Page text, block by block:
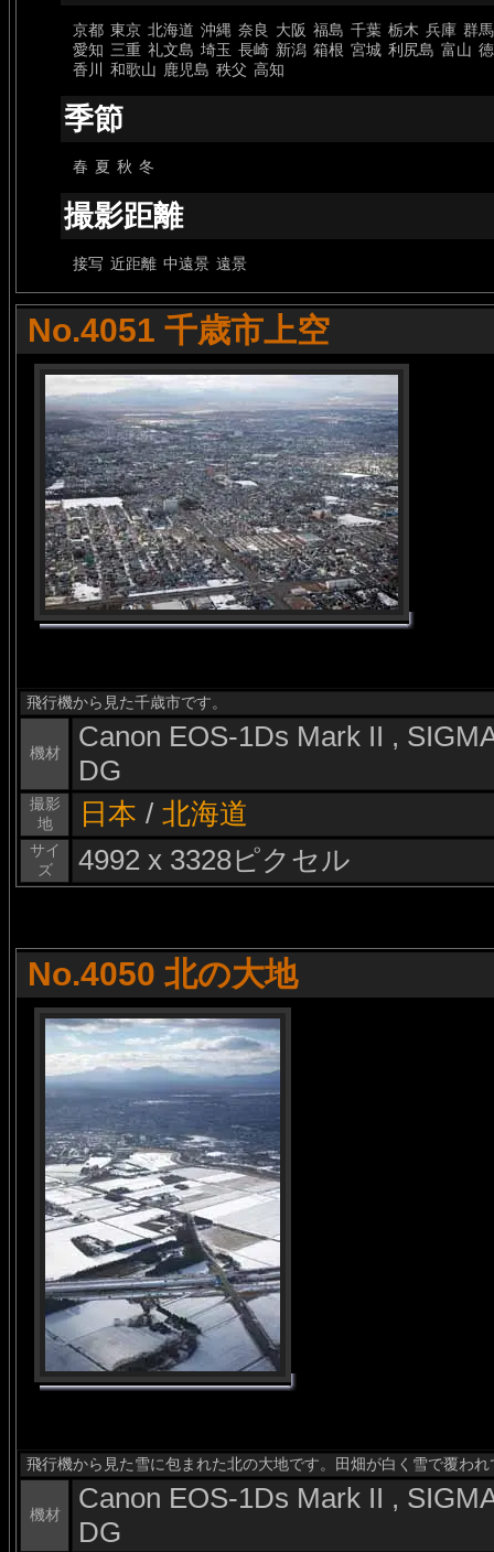
京都 東京 北海道 沖縄 奈良 大阪 福島 千葉 栃木 兵庫 群馬
愛知 三重 礼文島 埼玉 長崎 新潟 箱根 宮城 利尻島 富山
香川
和歌山 鹿児島 秩父 高知
季節
春 夏 秋 冬
撮影距離
接写 近距離 中遠景 遠景
No.4051 千歳市上空
飛行機から見た千歳市です。
機材
Canon EOS-1Ds Mark II ,
DG
撮影
地
日本 / 北海道
サイ
ズ
4992 x 3328ピクセル
No.4050 北の大地
飛行機から見た雪に包まれた北の大地です。田畑が白く雪で覆われ
機材
Canon EOS-1Ds Mark II ,
DG